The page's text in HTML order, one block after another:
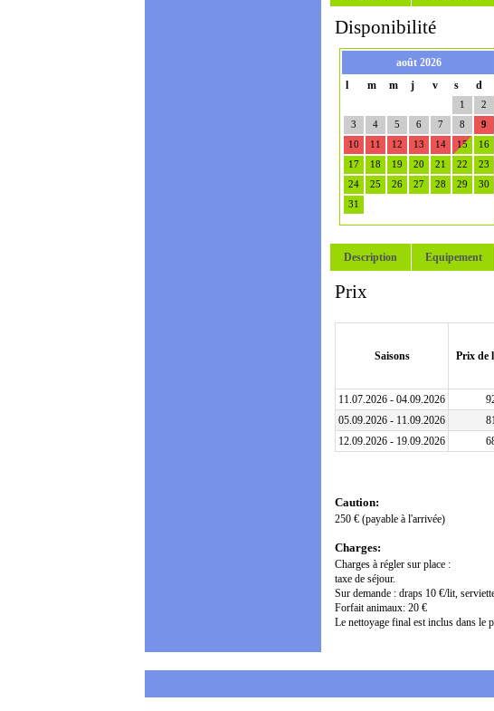
Disponibilité
août 2026
l
m m j v s d
1
2
3
4 5 6 7 8
9
10
11 12 13 14 15
16
17
18 19 20 21 22
23
24
25 26 27 28 29
30
31
Description Equipement
Prix
Saisons Prix de
11.07.2026 - 04.09.2026
05.09.2026 - 11.09.2026
12.09.2026 - 19.09.2026
Caution:
250 € (payable à l'arrivée)
Charges:
Charges à régler sur place :
taxe de séjour.
Sur demande : draps 10 €/lit,
Forfait animaux: 20 €
Le nettoyage final est inclus dans le